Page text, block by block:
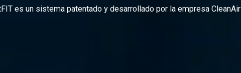
es un sistema patentado y desarrollado por la empresa CleanAir